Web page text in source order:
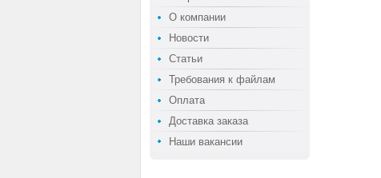
О компании
Новости
Статьи
Требования к файлам
Оплата
Доставка заказа
Наши вакансии